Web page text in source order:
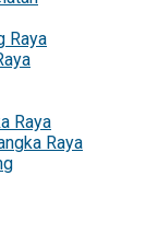
Raya
Raya
Raya